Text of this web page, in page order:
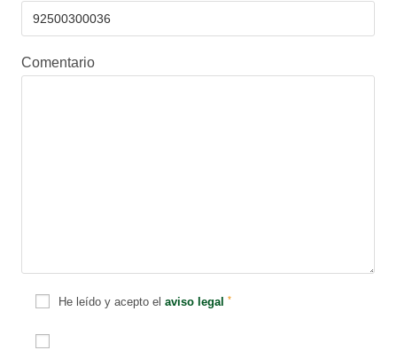
Comentario
He leído y acepto elaviso legal *